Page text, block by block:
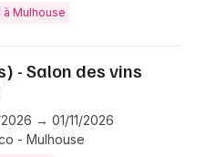
à Mulhouse
- Salon des vins
2026 → 01/11/2026
- Mulhouse